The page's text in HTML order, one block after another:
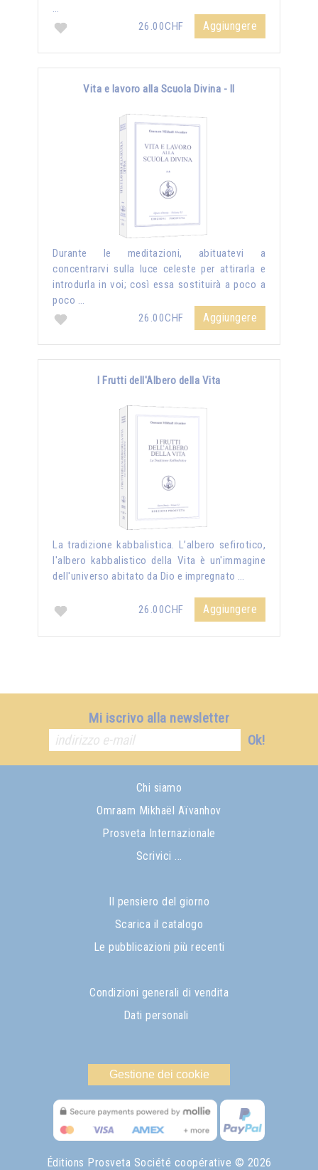
…
26.00CHF
Aggiungere
Vita e lavoro alla Scuola Divina - II
Durante le meditazioni, abituatevi a
concentrarvi sulla luce celeste per attirarla e
introdurla in voi; così essa sostituirà a poco a
poco …
26.00CHF
Aggiungere
I Frutti dell'Albero della Vita
La tradizione kabbalistica. L’albero sefirotico,
l'albero kabbalistico della Vita è un'immagine
dell'universo abitato da Dio e impregnato …
26.00CHF Aggiungere
Mi iscrivo alla newsletter
Ok!
Chi siamo
Omraam Mikhaël Aïvanhov
Prosveta Internazionale
Scrivici ...
Il pensiero del giorno
Scarica il catalogo
Le pubblicazioni più recenti
Condizioni generali di vendita
Dati personali
Gestione dei cookie
Éditions Prosveta Société coopérative © 2026